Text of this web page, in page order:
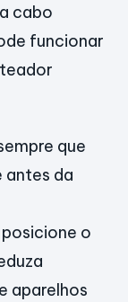
cabo
funcionar
que
antes da
posicione o
aparelhos